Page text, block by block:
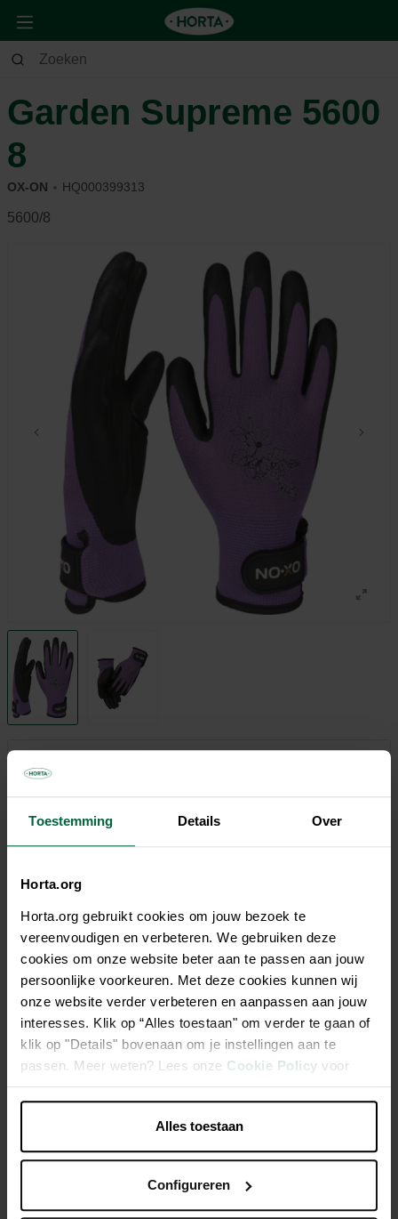
Toestemming Details Over
Horta.org
Horta.org gebruikt cookies om jouw bezoek te
vereenvoudigen en verbeteren. We gebruiken deze
cookies om onze website beter aan te passen aan jouw
persoonlijke voorkeuren. Met deze cookies kunnen wij
onze website verder verbeteren en aanpassen aan jouw
interesses. Klik op “Alles toestaan" om verder te gaan of
klik op "Details" bovenaan om je instellingen aan te
passen. Meer weten? Lees onze Cookie Policy voor
meer informatie.
Alles toestaan
Configureren
Tuin Andere
Garden Supreme 5600
8
OX-ON HQ000399313
5600/8
€ 9,50
Niet elke winkel heeft hetzelfde assortiment
Beschrijving
Garden Supreme 5600 9
Handschoen in gebreid polyester met nitril coating op
handpalm
OekoTex gecertificeerd
50% nitrile 50% polyester